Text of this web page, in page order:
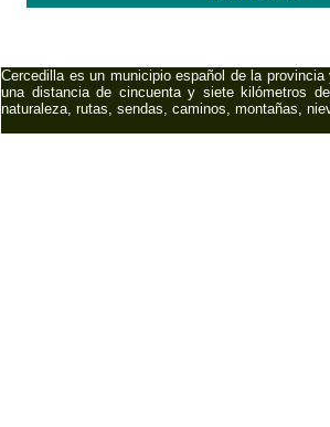
Cercedilla es un municipio español de la
una distancia de cincuenta y siete kilómetros
naturaleza, rutas, sendas, caminos, montañas,